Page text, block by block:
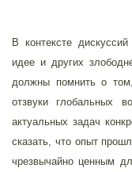
В контексте
идее и других
должны помнить о
отзвуки глобальных
актуальных задач
сказать, что опыт
чрезвычайно ценным